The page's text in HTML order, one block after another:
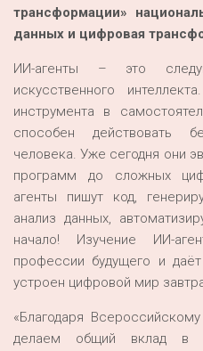
трансформации»
данных и цифровая
ИИ-агенты – это
искусственного
инструмента в
способен действовать
человека. Уже сегодня они
программ до сложных
агенты пишут код,
анализ данных,
начало! Изучение ИИ-
профессии будущего и
устроен цифровой мир
«Благодаря
делаем общий вклад в